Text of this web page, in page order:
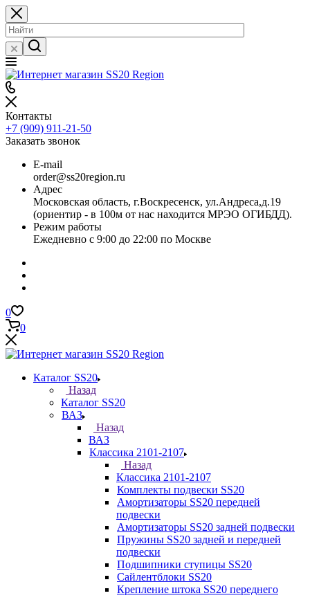
Контакты
+7 (909) 911-21-50
Заказать звонок
E-mail
order@ss20region.ru
Адрес
Московская область, г.Воскресенск, ул.Андреса,д.19
(ориентир - в 100м от нас находится МРЭО ОГИБДД).
Режим работы
Ежедневно с 9:00 до 22:00 по Москве
0
0
Каталог SS20
Назад
Каталог SS20
ВАЗ
Назад
ВАЗ
Классика 2101-2107
Назад
Классика 2101-2107
Комплекты подвески SS20
Амортизаторы SS20 передней
подвески
Амортизаторы SS20 задней подвески
Пружины SS20 задней и передней
подвески
Подшипники ступицы SS20
Сайлентблоки SS20
Крепление штока SS20 переднего